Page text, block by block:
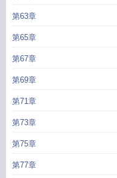
第63章
第65章
第67章
第69章
第71章
第73章
第75章
第77章